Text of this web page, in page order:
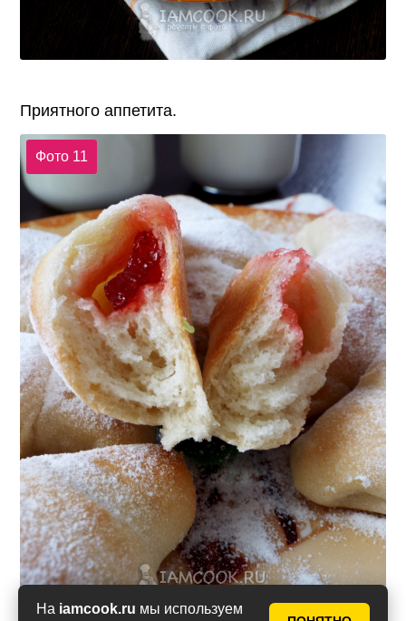
На iamcook.ru мы используем
Приятного аппетита.
Фото 11